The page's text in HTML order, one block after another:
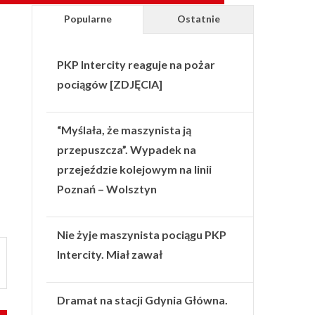
Popularne Ostatnie
PKP Intercity reaguje na pożar
pociągów [ZDJĘCIA]
“Myślała, że maszynista ją
przepuszcza”. Wypadek na
przejeździe kolejowym na linii
Poznań – Wolsztyn
Nie żyje maszynista pociągu PKP
Intercity. Miał zawał
Dramat na stacji Gdynia Główna.